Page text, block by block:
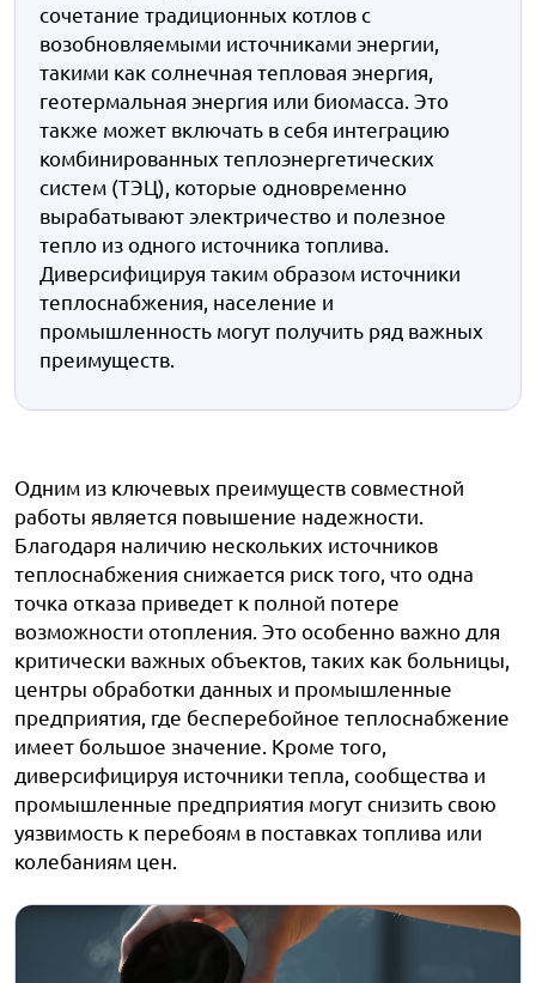
сочетание традиционных котлов с
возобновляемыми источниками энергии,
такими как солнечная тепловая энергия,
геотермальная энергия или биомасса. Это
также может включать в себя интеграцию
комбинированных теплоэнергетических
систем (ТЭЦ), которые одновременно
вырабатывают электричество и полезное
тепло из одного источника топлива.
Диверсифицируя таким образом источники
теплоснабжения, население и
промышленность могут получить ряд важных
преимуществ.
Одним из ключевых преимуществ совместной
работы является повышение надежности.
Благодаря наличию нескольких источников
теплоснабжения снижается риск того, что одна
точка отказа приведет к полной потере
возможности отопления. Это особенно важно для
критически важных объектов, таких как больницы,
центры обработки данных и промышленные
предприятия, где бесперебойное теплоснабжение
имеет большое значение. Кроме того,
диверсифицируя источники тепла, сообщества и
промышленные предприятия могут снизить свою
уязвимость к перебоям в поставках топлива или
колебаниям цен.